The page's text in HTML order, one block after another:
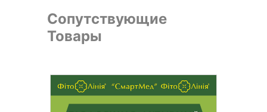
Сопутствующие
Товары